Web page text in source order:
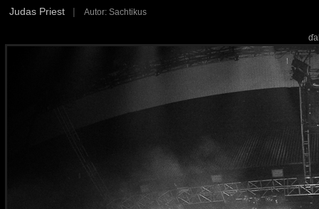
Judas Priest | Autor: Sachtikus